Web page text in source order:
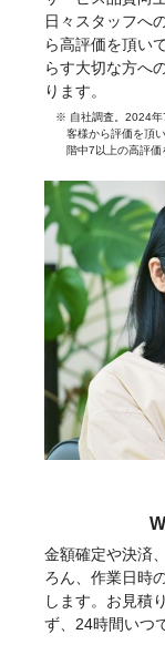
日々スタッフへ
ら高評価を頂い
らす大切な方へ
ります。
※ 自社調査。2024年
客様から評価を頂
階中7以上の高評価
金額確定や決済
ろん、作業日時
します。お見積
ず、24時間いつ